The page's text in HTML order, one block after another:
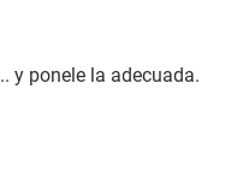
y ponele la adecuada.